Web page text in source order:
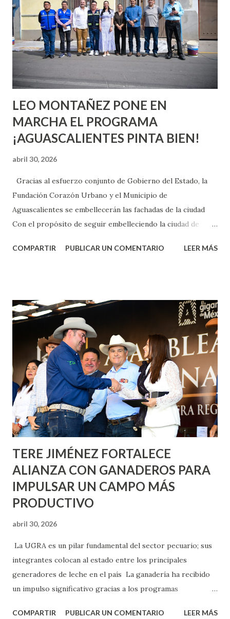
aprender y nuevas experiencias que conocer. Si eres una
chica y aún no has tenido relaciones sexuales, tal vez
pienses que el sexo será increíble y no puedas esperar para
experimentarlo, pero como cualquier persona con
experiencia te dirá, siempre es mejor cuando ambas partes
son suficientemen...
LEO MONTAÑEZ PONE EN
MARCHA EL PROGRAMA
¡AGUASCALIENTES PINTA BIEN!
abril 30, 2026
Gracias al esfuerzo conjunto de Gobierno del Estado, la
Fundación Corazón Urbano y el Municipio de
Aguascalientes se embellecerán las fachadas de la ciudad
Con el propósito de seguir embelleciendo la ciudad de
municipal, Leo Montañez dio inicio al programa
Corazón Urbano y el Municipio capital. Leo Montañez
informó que en este programa se usarán cerca de 90 mil
metros cuadrados de pintura, para dar inicio en la calle
Nieto, entre Jesús F. Elizondo y la calle 22 de Octubre, con
lo que se aplicará pintura en 66 casas. Posteriormente se
llevará este programa a Villas de Nuestra Señora de la
Asunción, Avenida Alameda y Decreto 27 de Septiembre, en
los edificios FOVISSSTE Ojo de Agua, en la comunidad
Norias de Paso Hondo y en los edificios de...
COMPARTIR PUBLICAR UN COMENTARIO LEER MÁS
TERE JIMÉNEZ FORTALECE
ALIANZA CON GANADEROS PARA
IMPULSAR UN CAMPO MÁS
PRODUCTIVO
abril 30, 2026
La UGRA es un pilar fundamental del sector pecuario; sus
integrantes colocan al estado entre los principales
generadores de leche en el país La ganadería ha recibido
un impulso significativo gracias a los programas
COMPARTIR PUBLICAR UN COMENTARIO LEER MÁS